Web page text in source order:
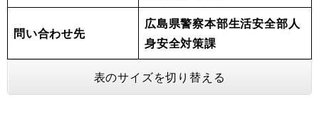
問い合わせ先
広島県警察本部生活安全部人
身安全対策課
表のサイズを切り替える